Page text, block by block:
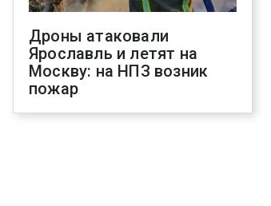
Дроны атаковали
Ярославль и летят на
Москву: на НПЗ возник
пожар